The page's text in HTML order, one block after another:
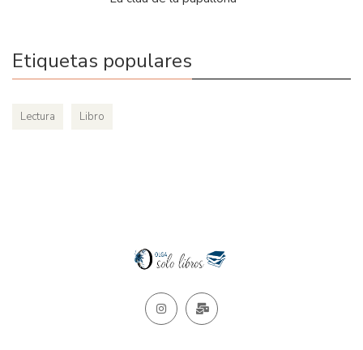
Etiquetas populares
Lectura Libro